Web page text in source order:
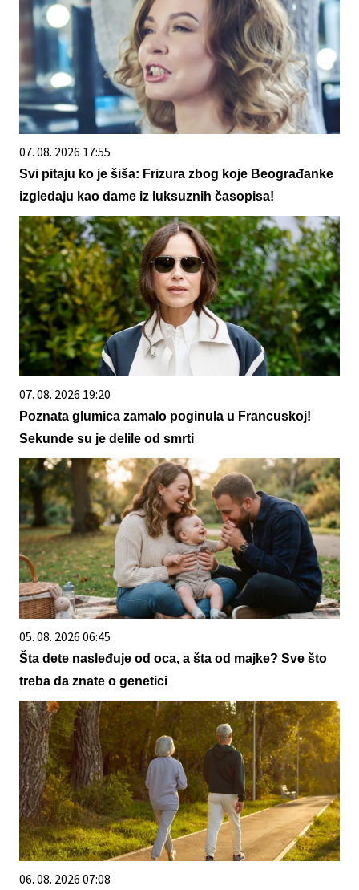
07. 08. 2026 17:55
Svi pitaju ko je šiša: Frizura zbog koje Beograđanke
izgledaju kao dame iz luksuznih časopisa!
07. 08. 2026 19:20
Poznata glumica zamalo poginula u Francuskoj!
Sekunde su je delile od smrti
05. 08. 2026 06:45
Šta dete nasleđuje od oca, a šta od majke? Sve što
treba da znate o genetici
06. 08. 2026 07:08